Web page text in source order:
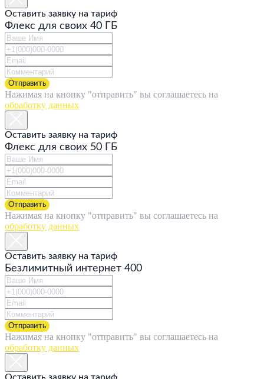
Оставить заявку на тариф
Флекс для своих 40 ГБ
Отправить
Нажимая на кнопку "отправить" вы соглашаетесь на
обработку данных
Оставить заявку на тариф
Флекс для своих 50 ГБ
Отправить
Нажимая на кнопку "отправить" вы соглашаетесь на
обработку данных
Оставить заявку на тариф
Безлимитный интернет 400
Отправить
Нажимая на кнопку "отправить" вы соглашаетесь на
обработку данных